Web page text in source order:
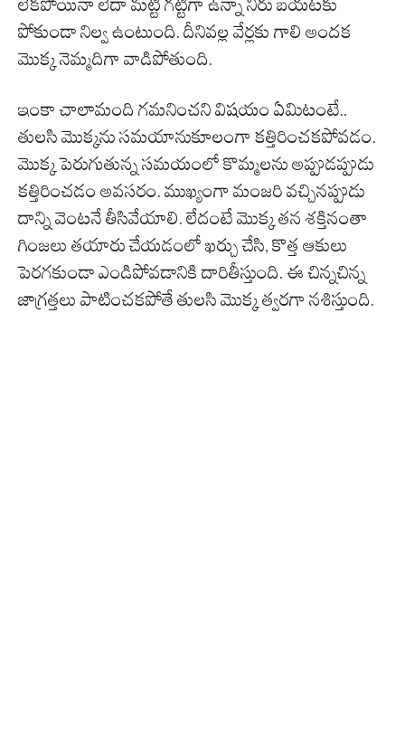
లేకపోయినా లేదా మట్టి గట్టిగా ఉన్నా నీరు బయటకు
పోకుండా నిల్వ ఉంటుంది. దీనివల్ల వేర్లకు గాలి అందక
మొక్క నెమ్మదిగా వాడిపోతుంది.
ఇంకా చాలామంది గమనించని విషయం ఏమిటంటే..
తులసి మొక్కను సమయానుకూలంగా కత్తిరించకపోవడం.
మొక్క పెరుగుతున్న సమయంలో కొమ్మలను అప్పుడప్పుడు
కత్తిరించడం అవసరం. ముఖ్యంగా మంజరి వచ్చినప్పుడు
దాన్ని వెంటనే తీసివేయాలి. లేదంటే మొక్క తన శక్తినంతా
గింజలు తయారు చేయడంలో ఖర్చు చేసి, కొత్త ఆకులు
పెరగకుండా ఎండిపోవడానికి దారితీస్తుంది. ఈ చిన్నచిన్న
జాగ్రత్తలు పాటించకపోతే తులసి మొక్క త్వరగా నశిస్తుంది.